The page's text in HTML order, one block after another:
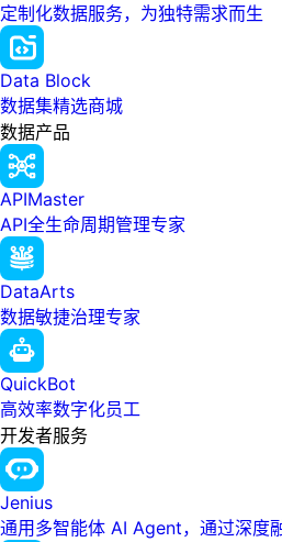
定制化数据服务，为独特需求而生
Data Block
数据集精选商城
数据产品
APIMaster
API全生命周期管理专家
DataArts
数据敏捷治理专家
QuickBot
高效率数字化员工
开发者服务
Jenius
通用多智能体 AI Agent，通过深度